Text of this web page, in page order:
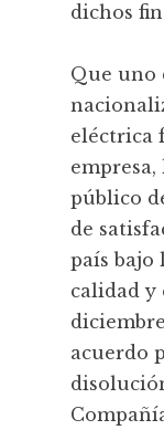
dichos
Que uno
eléctrica
público
de
país bajo
calidad y
acuerdo